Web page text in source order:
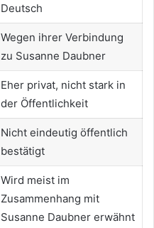
Deutsch
Wegen ihrer Verbindung
zu Susanne Daubner
Eher privat, nicht stark in
der Öffentlichkeit
Nicht eindeutig öffentlich
bestätigt
Wird meist im
Zusammenhang mit
Susanne Daubner erwähnt